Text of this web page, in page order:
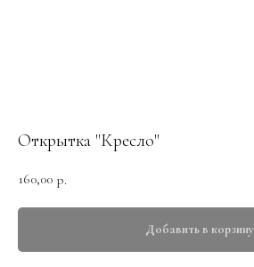
Открытка "Кресло"
160,00 р.
Добавить в корзину